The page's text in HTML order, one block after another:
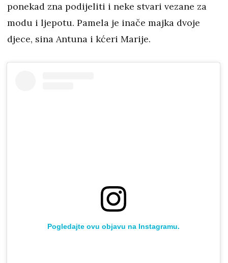
ponekad zna podijeliti i neke stvari vezane za
modu i ljepotu. Pamela je inače majka dvoje
djece, sina Antuna i kćeri Marije.
Pogledajte ovu objavu na Instagramu.